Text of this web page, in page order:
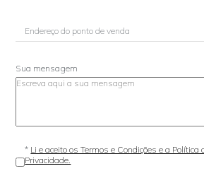
Sua mensagem
* Li e aceito os Termos e Condições e a Política
Privacidade.